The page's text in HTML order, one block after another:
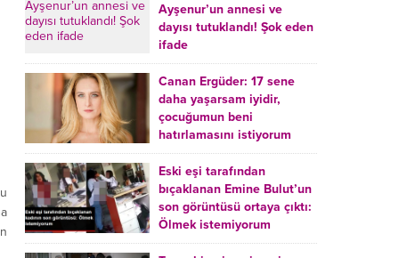
(Urticaria), deride veya...
Ayşenur’un annesi ve
dayısı tutuklandı! Şok eden
ifade
Burdur’da yatağında ölü
bulunan Ayşenur Kazık’ın (2)
annesi Kader Karadeniz (23)
ile dayısı Hızır Tunç
Çetinkaya (19) tutuklandı.
Çetinkaya, ifadesinde...
Canan Ergüder: 17 sene
daha yaşarsam iyidir,
çocuğumun beni
hatırlamasını istiyorum
Kanser tedavisi gören ünlü
oyuncu Canan Ergüder,
hastalık sürecini anlattı:
Meme kanserine yakalanan
ünlü oyuncu Canan Ergüder
aklıma ilk ölümün...
Eski eşi tarafından
bıçaklanan Emine Bulut’un
son görüntüsü ortaya çıktı:
Ölmek istemiyorum
Kırıkkale’de eski eşi